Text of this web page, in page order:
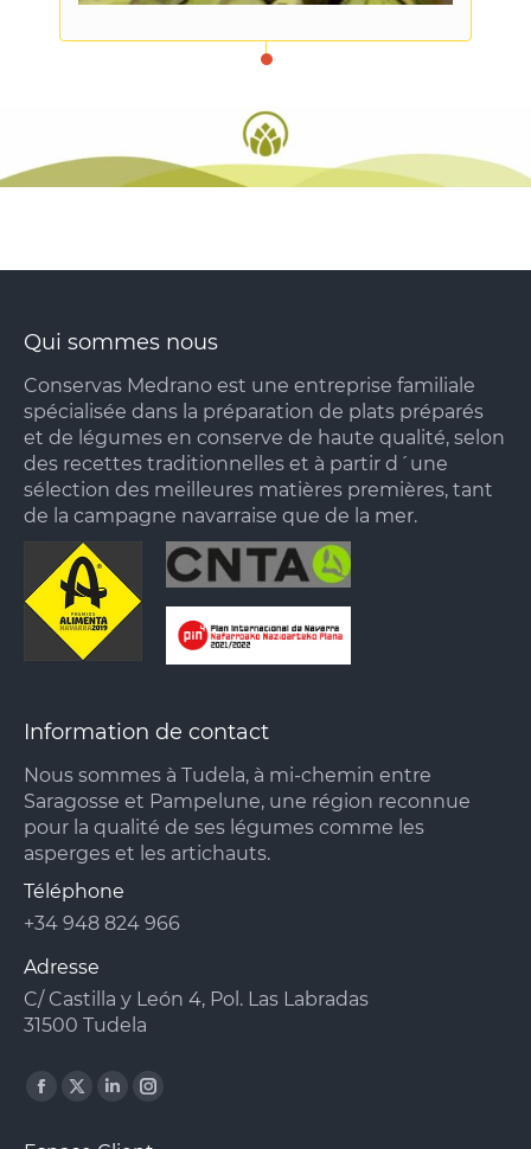
Qui sommes nous
Conservas Medrano est une entreprise familiale
spécialisée dans la préparation de plats préparés
et de légumes en conserve de haute qualité, selon
des recettes traditionnelles et à partir d´une
sélection des meilleures matières premières, tant
de la campagne navarraise que de la mer.
Information de contact
Nous sommes à Tudela, à mi-chemin entre
Saragosse et Pampelune, une région reconnue
pour la qualité de ses légumes comme les
asperges et les artichauts.
Téléphone
+34 948 824 966
Adresse
C/ Castilla y León 4, Pol. Las Labradas
31500 Tudela
Facebook
X
LinkedinInstagram